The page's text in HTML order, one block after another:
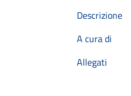
Descrizione
A cura di
Allegati